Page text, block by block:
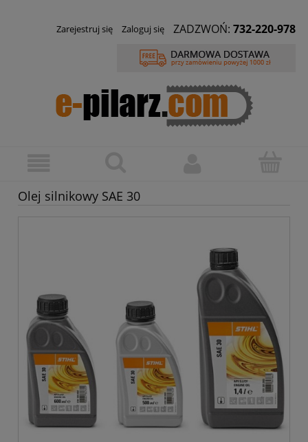
Zarejestruj się Zaloguj się ZADZWOŃ: 732-220-978
Olej silnikowy SAE 30